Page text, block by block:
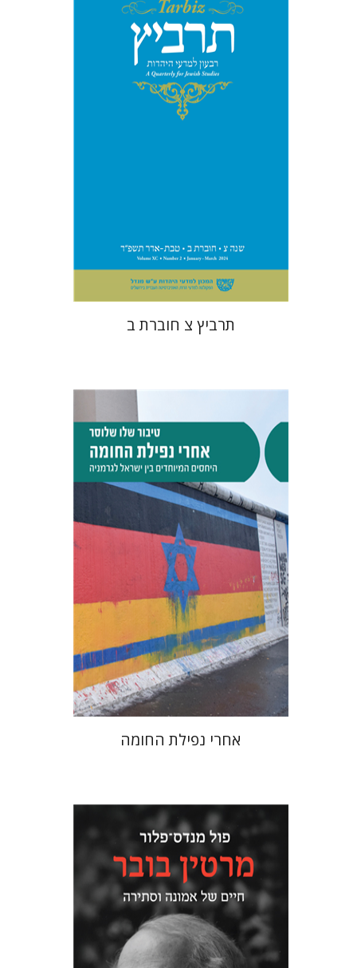
יהונתן גארב מיכאל סיגל
$29
$26
תרביץ צ חוברת ב
טיבור שלו שלוסר
הנחת אתר ספר מודפס
$42
$38
אחרי נפילת החומה
פול מנדס-פלור
מתן אורם